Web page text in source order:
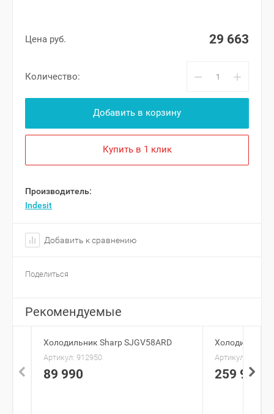
Цена руб. 29 663
Количество: − +
Добавить в корзину
Купить в 1 клик
Производитель:
Indesit
Добавить к сравнению
Поделиться
Рекомендуемые
Холодильник Sharp SJGV58ARD
Артикул: 912950
89 990
Холодильник
Артикул:
259 990